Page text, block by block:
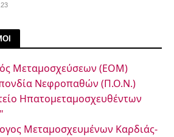
Μεταμοσχεύσεων (ΕΟΜ)
Νεφροπαθών (Π.Ο.Ν.)
Ηπατομεταμοσχευθέντων
Μεταμοσχευμένων Καρδιάς-